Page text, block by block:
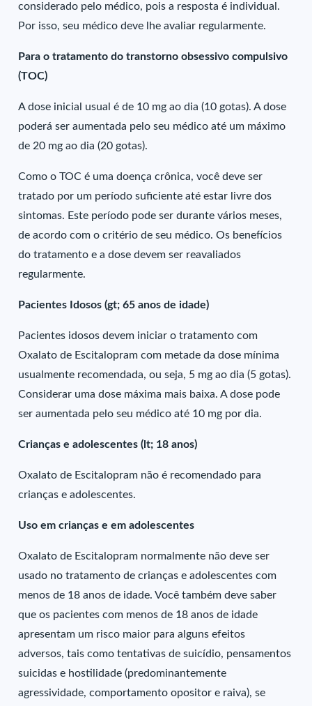
considerado pelo médico, pois a resposta é individual.
Por isso, seu médico deve lhe avaliar regularmente.
Para o tratamento do transtorno obsessivo compulsivo
(TOC)
A dose inicial usual é de 10 mg ao dia (10 gotas). A dose
poderá ser aumentada pelo seu médico até um máximo
de 20 mg ao dia (20 gotas).
Como o TOC é uma doença crônica, você deve ser
tratado por um período suficiente até estar livre dos
sintomas. Este período pode ser durante vários meses,
de acordo com o critério de seu médico. Os benefícios
do tratamento e a dose devem ser reavaliados
regularmente.
Pacientes Idosos (gt; 65 anos de idade)
Pacientes idosos devem iniciar o tratamento com
Oxalato de Escitalopram com metade da dose mínima
usualmente recomendada, ou seja, 5 mg ao dia (5 gotas).
Considerar uma dose máxima mais baixa. A dose pode
ser aumentada pelo seu médico até 10 mg por dia.
Crianças e adolescentes (lt; 18 anos)
Oxalato de Escitalopram não é recomendado para
crianças e adolescentes.
Uso em crianças e em adolescentes
Oxalato de Escitalopram normalmente não deve ser
usado no tratamento de crianças e adolescentes com
menos de 18 anos de idade. Você também deve saber
que os pacientes com menos de 18 anos de idade
apresentam um risco maior para alguns efeitos
adversos, tais como tentativas de suicídio, pensamentos
suicidas e hostilidade (predominantemente
agressividade, comportamento opositor e raiva), se